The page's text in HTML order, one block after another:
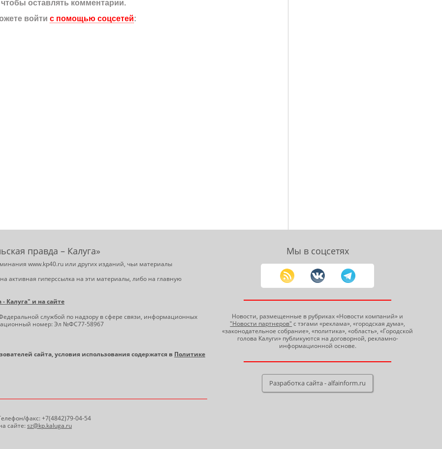
чтобы оставлять комментарии.
войти с помощью соцсетей:
правда – Калуга»
www.kp40.ru или других изданий, чьи материалы
активная гиперссылка на эти материалы, либо на главную
Калуга" и на сайте
службой по надзору в сфере связи, информационных
номер: Эл №ФС77-58967
сайта, условия использования содержатся в Политике
факс: +7(4842)79-04-54
сайте:sz@kp.kaluga.ru
Мы в соцсетях
Новости, размещенные в рубриках «Новости компаний» и
"Новости партнеров" с тэгами «реклама», «городская дума»,
«законодательное собрание», «политика», «область», «Городской
голова Калуги» публикуются на договорной, рекламно-
информационной основе.
Разработка сайта - alfainform.ru